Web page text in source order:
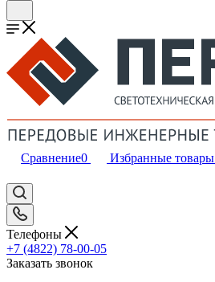
Сравнение0 Избранные товары
Телефоны
+7 (4822) 78-00-05
Заказать звонок